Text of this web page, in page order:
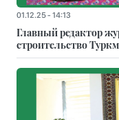
01.12.25 - 14:13
Главный редактор
строительство